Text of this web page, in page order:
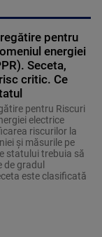
pentru
energiei
Seceta,
critic. Ce
pentru Riscuri
electrice
riscurilor la
și măsurile pe
statului trebuia să
de gradul
este clasificată